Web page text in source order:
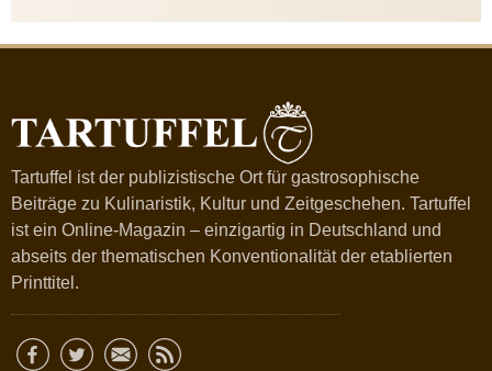
Tartuffel ist der publizistische Ort für gastrosophische
Beiträge zu Kulinaristik, Kultur und Zeitgeschehen. Tartuffel
ist ein Online-Magazin – einzigartig in Deutschland und
abseits der thematischen Konventionalität der etablierten
Printtitel.